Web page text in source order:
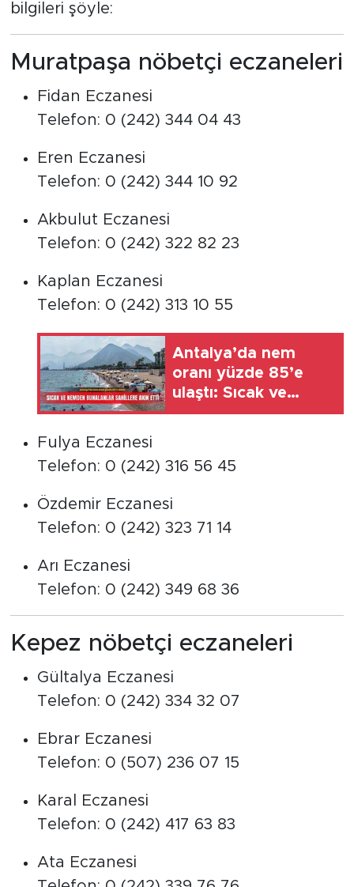
bilgileri şöyle:
Muratpaşa nöbetçi eczaneleri
Fidan Eczanesi
Telefon: 0 (242) 344 04 43
Eren Eczanesi
Telefon: 0 (242) 344 10 92
Akbulut Eczanesi
Telefon: 0 (242) 322 82 23
Kaplan Eczanesi
Telefon: 0 (242) 313 10 55
Antalya’da nem
oranı yüzde 85’e
ulaştı: Sıcak ve
nemden bunalanlar
Fulya Eczanesi
Telefon: 0 (242) 316 56 45
Özdemir Eczanesi
Telefon: 0 (242) 323 71 14
Arı Eczanesi
Telefon: 0 (242) 349 68 36
Kepez nöbetçi eczaneleri
Gültalya Eczanesi
Telefon: 0 (242) 334 32 07
Ebrar Eczanesi
Telefon: 0 (507) 236 07 15
Karal Eczanesi
Telefon: 0 (242) 417 63 83
Ata Eczanesi